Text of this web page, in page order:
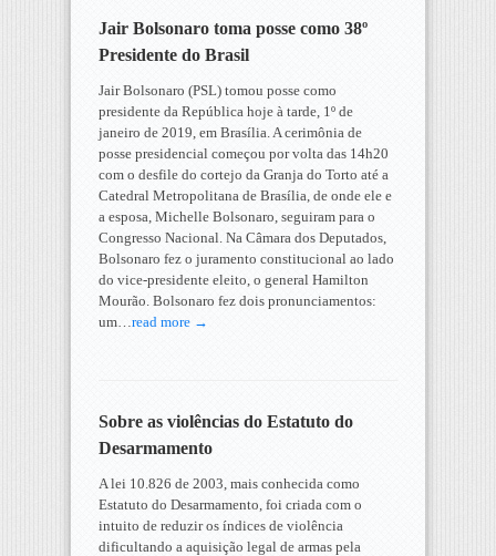
Jair Bolsonaro toma posse como 38º
Presidente do Brasil
Jair Bolsonaro (PSL) tomou posse como
presidente da República hoje à tarde, 1º de
janeiro de 2019, em Brasília. A cerimônia de
posse presidencial começou por volta das 14h20
com o desfile do cortejo da Granja do Torto até a
Catedral Metropolitana de Brasília, de onde ele e
a esposa, Michelle Bolsonaro, seguiram para o
Congresso Nacional. Na Câmara dos Deputados,
Bolsonaro fez o juramento constitucional ao lado
do vice-presidente eleito, o general Hamilton
Mourão. Bolsonaro fez dois pronunciamentos:
um…read more →
Sobre as violências do Estatuto do
Desarmamento
A lei 10.826 de 2003, mais conhecida como
Estatuto do Desarmamento, foi criada com o
intuito de reduzir os índices de violência
dificultando a aquisição legal de armas pela